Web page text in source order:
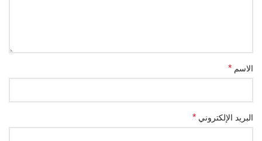
الاسم *
البريد الإلكتروني *